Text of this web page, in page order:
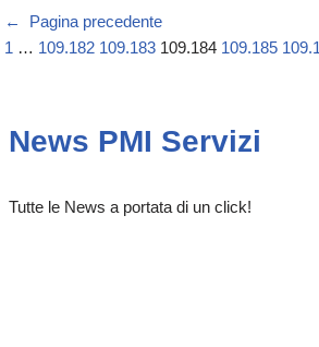
←
Pagina precedente
1 … 109.182 109.183 109.184 109.185
News PMI Servizi
Tutte le News a portata di un click!